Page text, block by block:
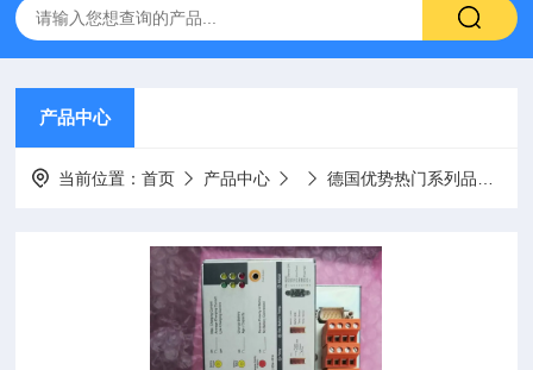
产品中心
当前位置：首页 产品中心 德国优势热门系列品牌